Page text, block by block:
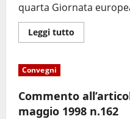
quarta Giornata
Leggi tutto
Convegni
Commento
maggio 1998 n.162